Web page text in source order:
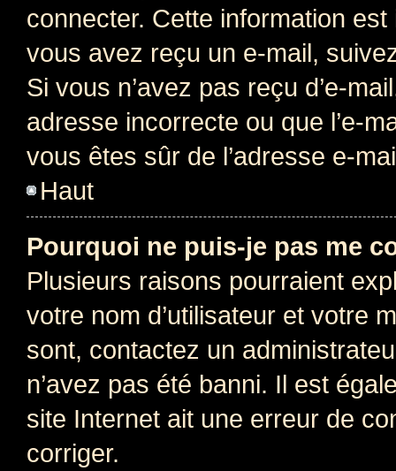
connecter. Cette information
vous avez reçu un e-mail,
Si vous n’avez pas reçu d’e-
adresse incorrecte ou que l’e-
vous êtes sûr de l’adresse e-
Haut
Pourquoi ne puis-je pas me
Plusieurs raisons pourraient
votre nom d’utilisateur et votre
sont, contactez un
n’avez pas été banni. Il est
site Internet ait une erreur de
corriger.